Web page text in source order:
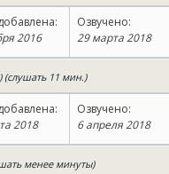
2016
Озвучено:
29 марта 2018
(слушать 11 мин.)
2018
Озвучено:
6 апреля 2018
менее минуты)